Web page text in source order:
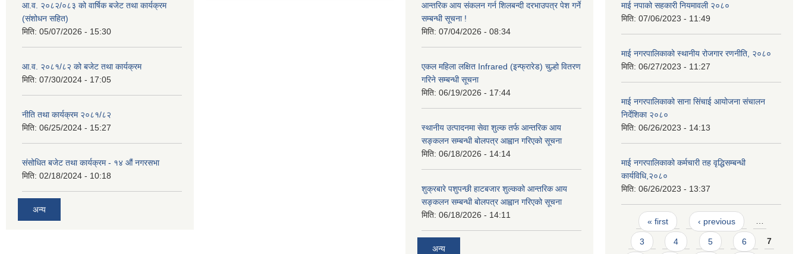
आ.व. २०८२/०८३ को वार्षिक बजेट तथा कार्यक्रम
(संशोधन सहित)
मिति: 05/07/2026 - 15:30
आ.व. २०८१/८२ को बजेट तथा कार्यक्रम
मिति: 07/30/2024 - 17:05
नीति तथा कार्यक्रम २०८१/८२
मिति: 06/25/2024 - 15:27
संसोधित बजेट तथा कार्यक्रम - १४ औं नगरसभा
मिति: 02/18/2024 - 10:18
अन्य
आन्तरिक आय संकलन गर्न शिलबन्दी दरभाउपत्र पेश गर्ने
सम्बन्धी सूचना !
मिति: 07/04/2026 - 08:34
एकल महिला लक्षित Infrared (इन्फ्रारेड) चुल्हो वितरण
गरिने सम्बन्धी सूचना
मिति: 06/19/2026 - 17:44
स्थानीय उत्पादनमा सेवा शुल्क तर्फ आन्तरिक आय
सङ्कलन सम्बन्धी बोलपत्र आह्वान गरिएको सूचना
मिति: 06/18/2026 - 14:14
शुक्रबारे पशुपन्छी हाटबजार शुल्कको आन्तरिक आय
सङ्कलन सम्बन्धी बोलपत्र आह्वान गरिएको सूचना
मिति: 06/18/2026 - 14:11
अन्य
माई नपाको सहकारी नियमावली २०८०
मिति: 07/06/2023 - 11:49
माई नगरपालिकाको स्थानीय रोजगार रणनीति, २०८०
मिति: 06/27/2023 - 11:27
माई नगरपालिकाको साना सिंचाई आयोजना संचालन
निर्देशिका २०८०
मिति: 06/26/2023 - 14:13
माई नगरपालिकाको कर्मचारी तह वृद्धिसम्बन्धी
कार्यविधि,२०८०
मिति: 06/26/2023 - 13:37
Pages
« first ‹ previous …
3 4 5 6 7